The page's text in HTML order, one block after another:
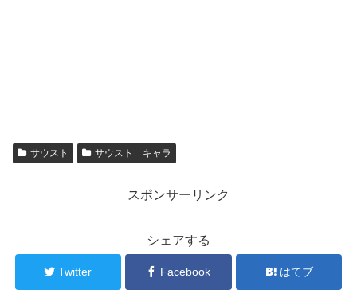
サウスト サウスト キャラ
スポンサーリンク
シェアする
Twitter Facebook はてブ